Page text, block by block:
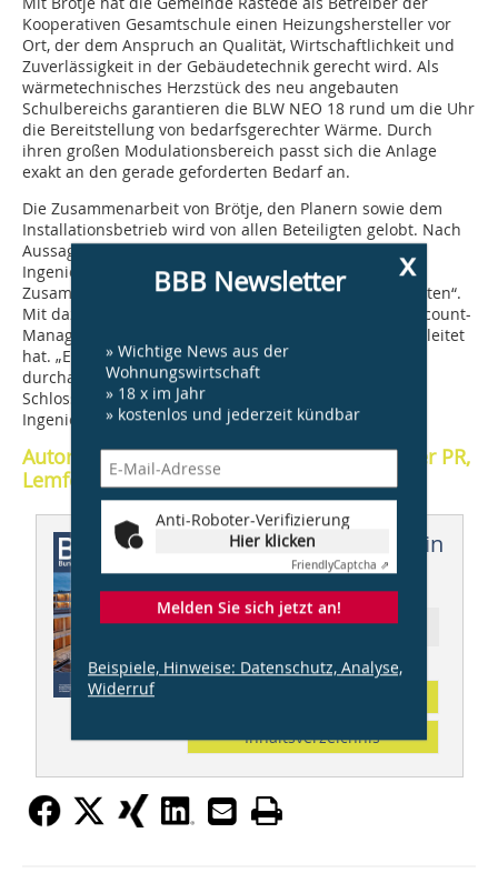
Kooperativen Gesamtschule einen Heizungshersteller vor
Ort, der dem Anspruch an Qualität, Wirtschaftlichkeit und
Zuverlässigkeit in der Gebäudetechnik gerecht wird. Als
wärmetechnisches Herzstück des neu angebauten
Schulbereichs garantieren die BLW NEO 18 rund um die Uhr
die Bereitstellung von bedarfsgerechter Wärme. Durch
ihren großen Modulationsbereich passt sich die Anlage
exakt an den gerade geforderten Bedarf an.
Die Zusammenarbeit von Brötje, den Planern sowie dem
Installationsbetrieb wird von allen Beteiligten gelobt. Nach
Aussagen des verantwortlichen Projektleiters der
Ingenieurbüro heimsch GmbH, Finn Tabken, ging die
Zusammenarbeit „zügig und unproblematisch vonstatten“.
Mit dazu beigetragen hat auch der zuständige Key-Account-
Manager Daniel Norder, der das Projekt für Brötje begleitet
hat. „Eine Konstellation, die ich mir für Folgeprojekte
durchaus wieder vorstellen kann“, erklärt auch Jens
Schlosshauer, geschäftsführender Inhaber des
Ingenieurbüros dazu.
Autor: Dieter Last, Fachredakteur, Waldecker PR,
Lemförde
Dieser Artikel erschien in
BBB 04/2025
Ressort: ENERGIE
Inhaltsverzeichnis
x
BBB Newsletter
» Wichtige News aus der
Wohnungswirtschaft
» 18 x im Jahr
» kostenlos und jederzeit kündbar
Anti-Roboter-Verifizierung
Hier klicken
FriendlyCaptcha ⇗
Melden Sie sich jetzt an!
Beispiele, Hinweise: Datenschutz, Analyse,
Widerruf